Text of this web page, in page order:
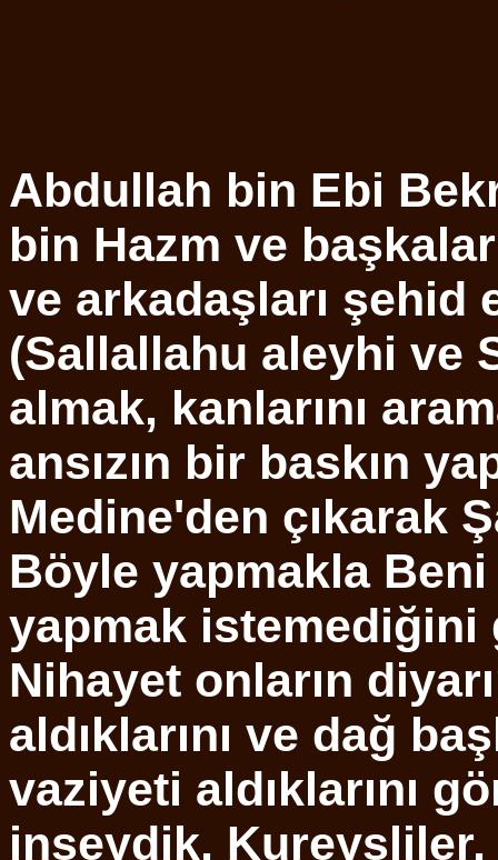
Abdullah bin Ebi
bin Hazm ve
ve arkadaşları şehid
(Sallallahu aleyhi ve
almak, kanlarını
ansızın bir baskın
Medine'den çıkarak
Böyle yapmakla
yapmak istemediğini
Nihayet onların
aldıklarını ve dağ
vaziyeti aldıklarını
inseydik,